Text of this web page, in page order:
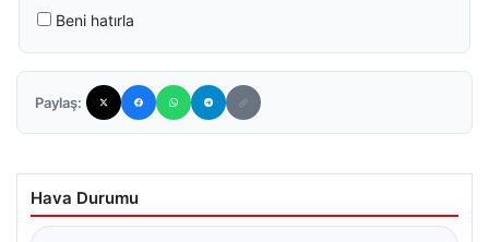
Beni hatırla
Paylaş:
Hava Durumu